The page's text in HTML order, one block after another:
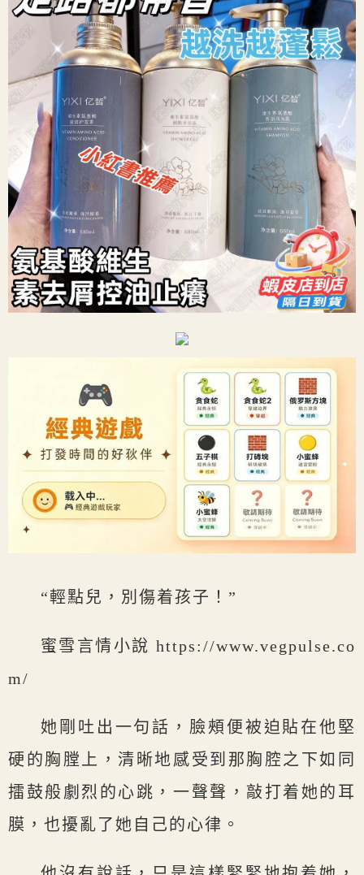
“輕點兒，別傷着孩子！”
蜜雪言情小說 https://www.vegpulse.co
m/
她剛吐出一句話，臉頰便被迫貼在他堅
硬的胸膛上，清晰地感受到那胸腔之下如同
擂鼓般劇烈的心跳，一聲聲，敲打着她的耳
膜，也擾亂了她自己的心律。